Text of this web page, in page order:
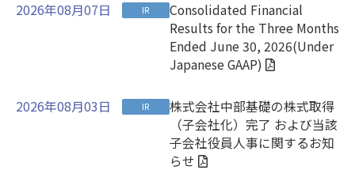
2026年08月07日 IR
Consolidated Financial
Results for the Three Months
Ended June 30, 2026(Under
Japanese GAAP)
2026年08月03日 IR
株式会社中部基礎の株式取得
（子会社化）完了 および当該
子会社役員人事に関するお知
らせ